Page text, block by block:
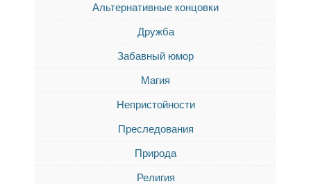
Альтернативные концовки
Дружба
Забавный юмор
Магия
Непристойности
Преследования
Природа
Религия